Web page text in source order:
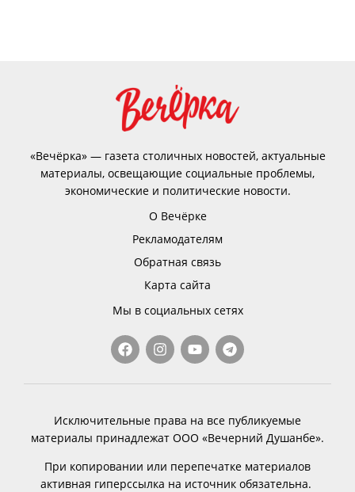
«Вечёрка» — газета столичных новостей, актуальные
материалы, освещающие социальные проблемы,
экономические и политические новости.
О Вечёрке
Рекламодателям
Обратная связь
Карта сайта
Мы в социальных сетях
Исключительные права на все публикуемые
материалы принадлежат ООО «Вечерний Душанбе».
При копировании или перепечатке материалов
активная гиперссылка на источник обязательна.